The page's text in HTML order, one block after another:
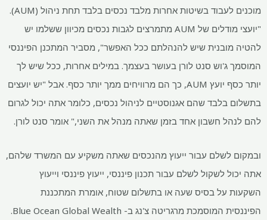
מוכנים לעבוד בשיטות אחרות מלבד נכסים בלבד תחת ניהול (AUM).
"יועצי מודלים של AUM מתמרצים לגבות נכסים מכיוון ששלמו יש
להטיה מובנית שיש להנהלתם ככל האפשר", מסביר המתכנן הפיננסי
המוסמך ג'וש סנט לורן בעושר בעצמך. במילים אחרות, ככל שיש לך
יותר כסף יועץ AUM, כך הם מרוויחים ממך יותר כסף. אבל "יש יועצים
בתשלום בלבד שהם אגנוסטיים לניהול נכסים, כלומר אתה יכול לגרום
להם לנהל חשבון אחד בזמן שאתה מנהל את השני," אומר סנט לורן.
ובמקום לשלם עבור ייעוץ מהנכסים שאתה משקיע עם המשרד שלהם,
אתה יכול לשקול לשלם עבור תכנון פיננסי, ייעוץ פיננסי וייעוץ
השקעות על בסיס שעה או בתשלום שטוח, אומרת המתכננת
הפיננסית המוסמכת מרגריטה צ'נג ב- Blue Ocean Global Wealth.